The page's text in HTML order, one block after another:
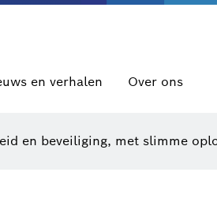
en verhalen Over ons
en beveiliging, met slimme